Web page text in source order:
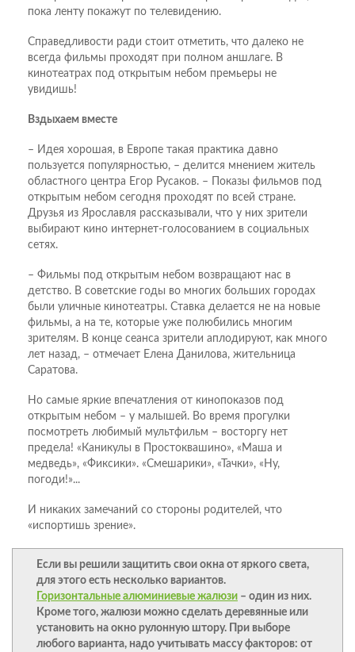
пока ленту покажут по телевидению.
Справедливости ради стоит отметить, что далеко не
всегда фильмы проходят при полном аншлаге. В
кинотеатрах под открытым небом премьеры не
увидишь!
Вздыхаем вместе
– Идея хорошая, в Европе такая практика давно
пользуется популярностью, – делится мнением житель
областного центра Егор Русаков. – Показы фильмов под
открытым небом сегодня проходят по всей стране.
Друзья из Яро­славля рассказывали, что у них зрители
выбирают кино интернет-голосованием в социальных
сетях.
– Фильмы под открытым небом возвращают нас в
детство. В советские годы во многих больших городах
были уличные кинотеатры. Ставка делается не на новые
фильмы, а на те, которые уже полюбились многим
зрителям. В конце сеанса зрители аплодируют, как много
лет назад, – отмечает Елена Данилова, жительница
Саратова.
Но самые яркие впечатления от кинопоказов под
открытым небом – у малышей. Во время прогулки
посмотреть любимый мультфильм – восторгу нет
предела! «Каникулы в Простоквашино», «Маша и
медведь», «Фиксики». «Смешарики», «Тачки», «Ну,
погоди!»...
И никаких замечаний со стороны родителей, что
«испортишь зрение».
Если вы решили защитить свои окна от яркого света,
для этого есть несколько вариантов.
Горизонтальные алюминиевые жалюзи – один из них.
Кроме того, жалюзи можно сделать деревянные или
установить на окно рулонную штору. При выборе
любого варианта, надо учитывать массу факторов: от